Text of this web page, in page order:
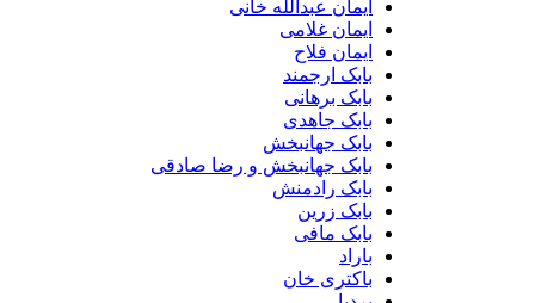
ایمان عبدالله خانی
ایمان غلامی
ایمان فلاح
بابک ارجمند
بابک برهانی
بابک جاهدی
بابک جهانبخش
بابک جهانبخش و رضا صادقی
بابک رادمنش
بابک زرین
بابک مافی
باکتری خان